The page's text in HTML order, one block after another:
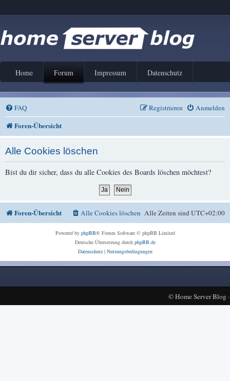
Home Forum Impressum Datenschutz
FAQ Anmelden
Registrieren
Foren-Übersicht
Alle Cookies löschen
Bist du dir sicher, dass du alle Cookies des Boards löschen möchtest?
Foren-Übersicht Alle Zeiten sindUTC+02:00
Alle Cookies löschen
Powered by phpBB® Forum Software © phpBB Limited
Deutsche Übersetzung durch phpBB.de
Datenschutz| Nutzungsbedingungen
©Home Server Blog